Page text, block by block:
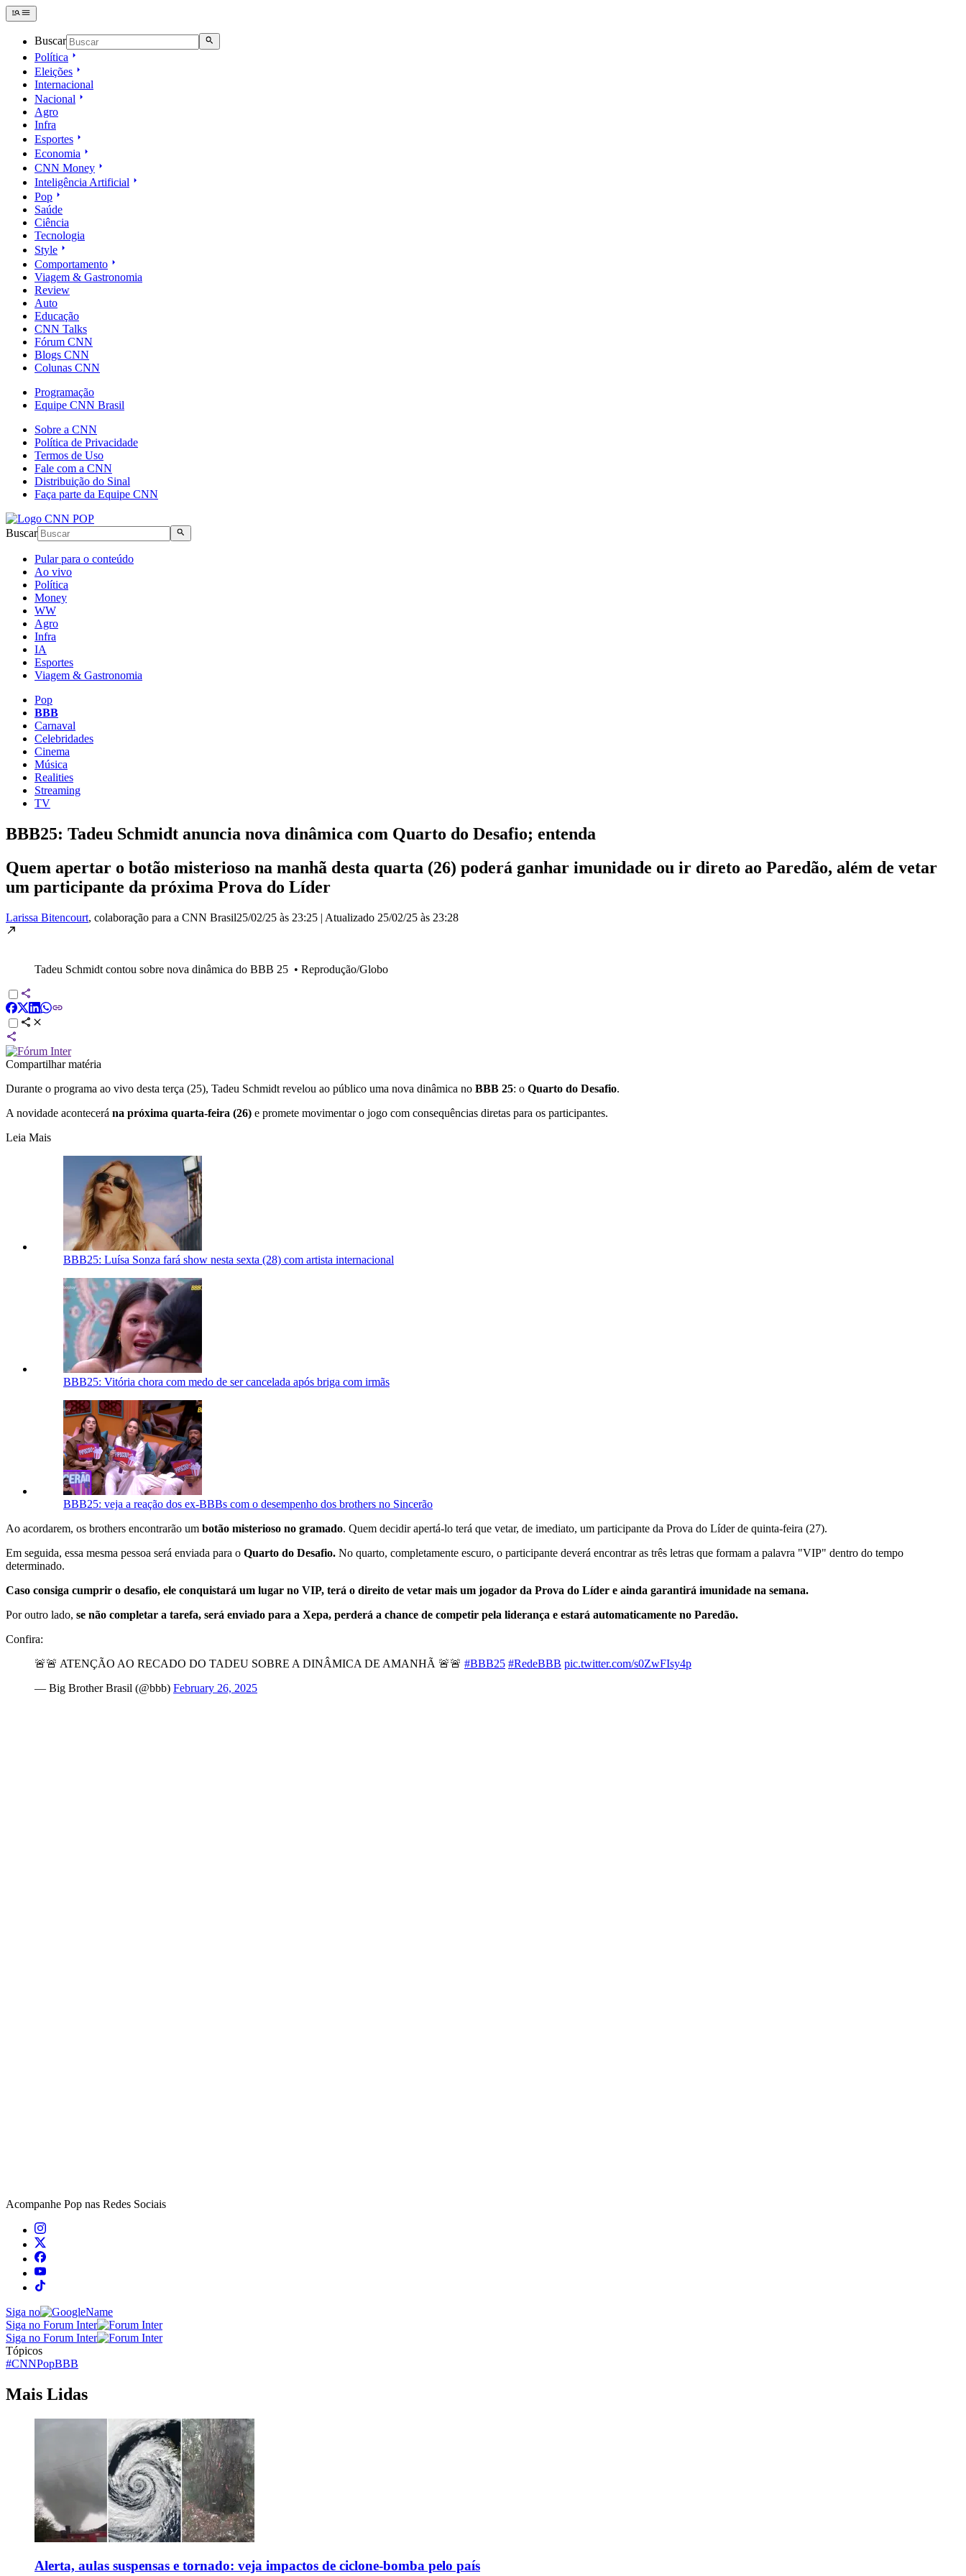
Buscar
Política
Eleições
Internacional
Nacional
Agro
Infra
Esportes
Economia
CNN Money
Inteligência Artificial
Pop
Saúde
Ciência
Tecnologia
Style
Comportamento
Viagem & Gastronomia
Review
Auto
Educação
CNN Talks
Fórum CNN
Blogs CNN
Colunas CNN
Programação
Equipe CNN Brasil
Sobre a CNN
Política de Privacidade
Termos de Uso
Fale com a CNN
Distribuição do Sinal
Faça parte da Equipe CNN
Buscar
Pular para o conteúdo
Ao vivo
Política
Money
WW
Agro
Infra
IA
Esportes
Viagem & Gastronomia
Pop
BBB
Carnaval
Celebridades
Cinema
Música
Realities
Streaming
TV
BBB25: Tadeu Schmidt anuncia nova dinâmica com Quarto do Desafio; entenda
Quem apertar o botão misterioso na manhã desta quarta (26) poderá ganhar imunidade ou ir direto ao Paredão, além de vetar
um participante da próxima Prova do Líder
Larissa Bitencourt, colaboração para a CNN Brasil25/02/25 às 23:25 | Atualizado 25/02/25 às 23:28
Tadeu Schmidt contou sobre nova dinâmica do BBB 25 • Reprodução/Globo
Compartilhar matéria
Durante o programa ao vivo desta terça (25), Tadeu Schmidt revelou ao público uma nova dinâmica no BBB 25: o Quarto do Desafio.
A novidade acontecerá na próxima quarta-feira (26) e promete movimentar o jogo com consequências diretas para os participantes.
Leia Mais
BBB25: Luísa Sonza fará show nesta sexta (28) com artista internacional
BBB25: Vitória chora com medo de ser cancelada após briga com irmãs
BBB25: veja a reação dos ex-BBBs com o desempenho dos brothers no Sincerão
Ao acordarem, os brothers encontrarão um botão misterioso no gramado. Quem decidir apertá-lo terá que vetar, de imediato, um participante da Prova do Líder de quinta-feira (27).
Em seguida, essa mesma pessoa será enviada para o Quarto do Desafio. No quarto, completamente escuro, o participante deverá encontrar as três letras que formam a palavra "VIP" dentro do tempo
determinado.
Caso consiga cumprir o desafio, ele conquistará um lugar no VIP, terá o direito de vetar mais um jogador da Prova do Líder e ainda garantirá imunidade na semana.
Por outro lado, se não completar a tarefa, será enviado para a Xepa, perderá a chance de competir pela liderança e estará automaticamente no Paredão.
Confira:
🚨🚨 ATENÇÃO AO RECADO DO TADEU SOBRE A DINÂMICA DE AMANHÃ 🚨🚨 #BBB25 #RedeBBB pic.twitter.com/s0ZwFIsy4p
— Big Brother Brasil (@bbb) February 26, 2025
Acompanhe Pop nas Redes Sociais
Siga no
Siga no Forum Inter
Siga no Forum Inter
Tópicos
#CNNPopBBB
Mais Lidas
Alerta, aulas suspensas e tornado: veja impactos de ciclone-bomba pelo país